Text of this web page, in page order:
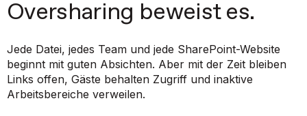
Oversharing beweist es.
Jede Datei, jedes Team und jede SharePoint-Website
beginnt mit guten Absichten. Aber mit der Zeit bleiben
Links offen, Gäste behalten Zugriff und inaktive
Arbeitsbereiche verweilen.